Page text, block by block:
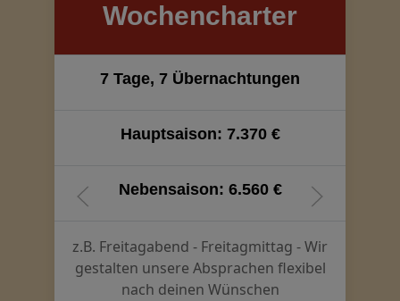
Wochencharter
7 Tage, 7 Übernachtungen
Hauptsaison: 7.370 €
Nebensaison: 6.560 €
z.B. Freitagabend - Freitagmittag - Wir
gestalten unsere Absprachen flexibel
nach deinen Wünschen